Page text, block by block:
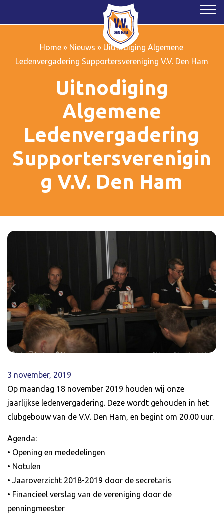
Home » Nieuws » Uitnodiging Algemene
Ledenvergadering Supportersvereniging V.V. Den Ham
Uitnodiging
Algemene
Ledenvergadering
Supportersverenigin
g V.V. Den Ham
3 november, 2019
Op maandag 18 november 2019 houden wij onze
jaarlijkse ledenvergadering. Deze wordt gehouden in het
clubgebouw van de V.V. Den Ham, en begint om 20.00 uur.
Agenda:
• Opening en mededelingen
• Notulen
• Jaaroverzicht 2018-2019 door de secretaris
• Financieel verslag van de vereniging door de
penningmeester